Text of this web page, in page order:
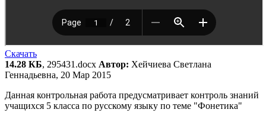
Скачать
14.28 КБ, 295431.docx Автор: Хейчиева Светлана
Геннадьевна, 20 Мар 2015
Данная контрольная работа предусматривает контроль знаний
учащихся 5 класса по русскому языку по теме "Фонетика"